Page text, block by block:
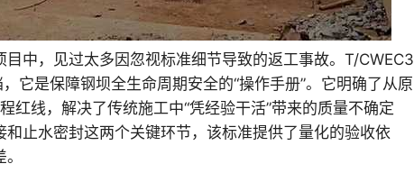
中，见过太多因忽视标准细节导致的返工事故。T/CWEC3
它是保障钢坝全生命周期安全的“操作手册”。它明确了从原
红线，解决了传统施工中“凭经验干活”带来的质量不确定
止水密封这两个关键环节，该标准提供了量化的验收依